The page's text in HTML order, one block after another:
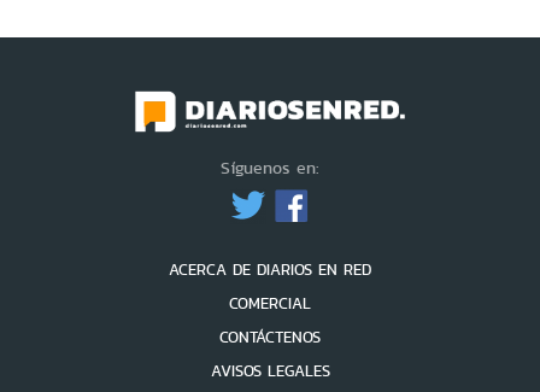
Síguenos en:
ACERCA DE DIARIOS EN RED
COMERCIAL
CONTÁCTENOS
AVISOS LEGALES